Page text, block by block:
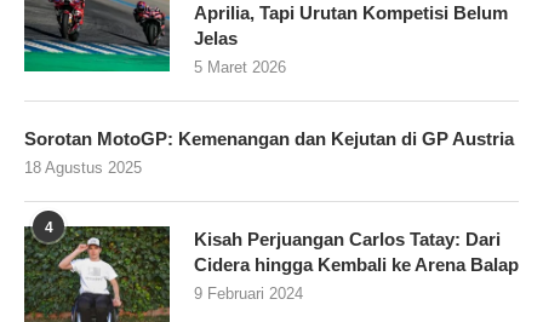
Aprilia, Tapi Urutan Kompetisi Belum
Jelas
5 Maret 2026
Sorotan MotoGP: Kemenangan dan Kejutan di GP Austria
18 Agustus 2025
4
Kisah Perjuangan Carlos Tatay: Dari
Cidera hingga Kembali ke Arena Balap
9 Februari 2024